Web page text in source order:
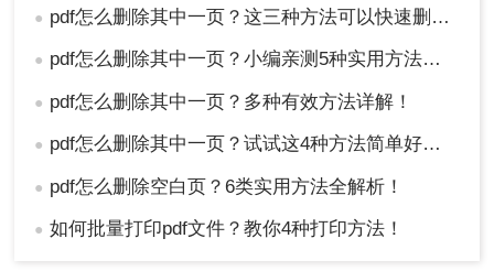
● pdf怎么删除其中一页？这三种方法可以快速删除！
● pdf怎么删除其中一页？小编亲测5种实用方法，告别繁琐操作！
● pdf怎么删除其中一页？多种有效方法详解！
● pdf怎么删除其中一页？试试这4种方法简单好用！
● pdf怎么删除空白页？6类实用方法全解析！
● 如何批量打印pdf文件？教你4种打印方法！